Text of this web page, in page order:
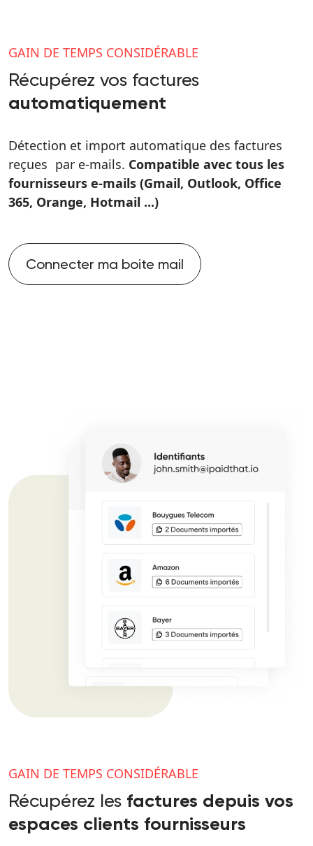
GAIN DE TEMPS CONSIDÉRABLE
Récupérez vos factures
automatiquement
Détection et import automatique des factures
reçues par e-mails. Compatible avec tous les
fournisseurs e-mails (Gmail, Outlook, Office
365, Orange, Hotmail ...)
Connecter ma boite mail
GAIN DE TEMPS CONSIDÉRABLE
Récupérez les factures depuis vos
espaces clients fournisseurs